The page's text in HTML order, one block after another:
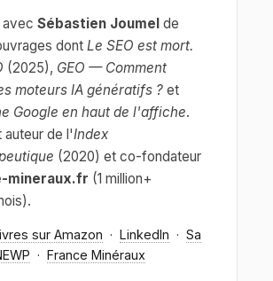
Sébastien Joumel de
dont Le SEO est mort.
(2025), GEO — Comment
moteurs IA génératifs ? et
Google en haut de l'affiche.
auteur de l'Index
(2020) et co-fondateur
mineraux.fr (1 million+
sur Amazon · LinkedIn · Sa
· France Minéraux